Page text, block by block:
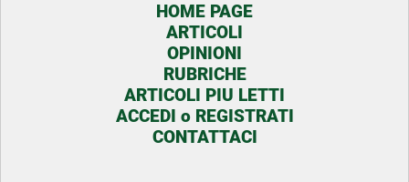
HOME PAGE
ARTICOLI
OPINIONI
RUBRICHE
ARTICOLI PIU LETTI
ACCEDI o REGISTRATI
CONTATTACI